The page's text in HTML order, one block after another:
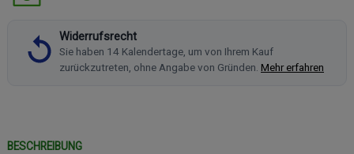
Widerrufsrecht
Sie haben 14 Kalendertage, um von Ihrem Kauf
zurückzutreten, ohne Angabe von Gründen. Mehr erfahren
BESCHREIBUNG